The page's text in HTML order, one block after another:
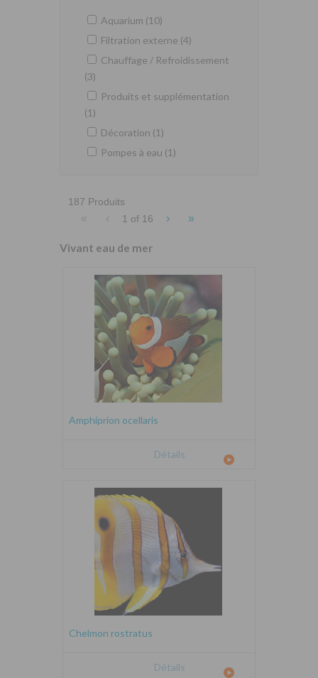
Aquarium (10)
Filtration externe (4)
Chauffage / Refroidissement
(3)
Produits et supplémentation
(1)
Décoration (1)
Pompes à eau (1)
187 Produits
« ‹ 1 of 16 › »
Vivant eau de mer
Amphiprion ocellaris
Détails
Chelmon rostratus
Détails